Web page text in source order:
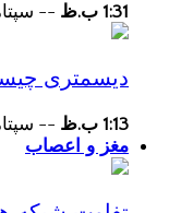
1:31 ب.ظ -- سپتامبر
دیسمتری
1:13 ب.ظ -- سپتامبر
مغز و اعصاب